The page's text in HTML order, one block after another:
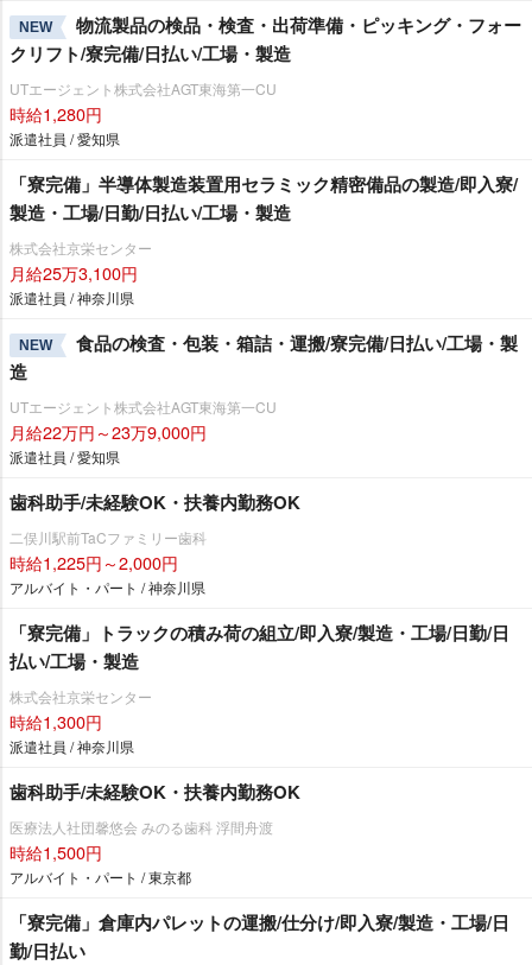
NEW
物流製品の検品・検査・出荷準備・ピッキング・フォー
クリフト/寮完備/日払い/工場・製造
UTエージェント株式会社AGT東海第一CU
時給1,280円
派遣社員 / 愛知県
「寮完備」半導体製造装置用セラミック精密備品の製造/即入寮/
製造・工場/日勤/日払い/工場・製造
株式会社京栄センター
月給25万3,100円
派遣社員 / 神奈川県
NEW
食品の検査・包装・箱詰・運搬/寮完備/日払い/工場・製
造
UTエージェント株式会社AGT東海第一CU
月給22万円～23万9,000円
派遣社員 / 愛知県
歯科助手/未経験OK・扶養内勤務OK
二俣川駅前TaCファミリー歯科
時給1,225円～2,000円
アルバイト・パート / 神奈川県
「寮完備」トラックの積み荷の組立/即入寮/製造・工場/日勤/日
払い/工場・製造
株式会社京栄センター
時給1,300円
派遣社員 / 神奈川県
歯科助手/未経験OK・扶養内勤務OK
医療法人社団馨悠会 みのる歯科 浮間舟渡
時給1,500円
アルバイト・パート / 東京都
「寮完備」倉庫内パレットの運搬/仕分け/即入寮/製造・工場/日
勤/日払い